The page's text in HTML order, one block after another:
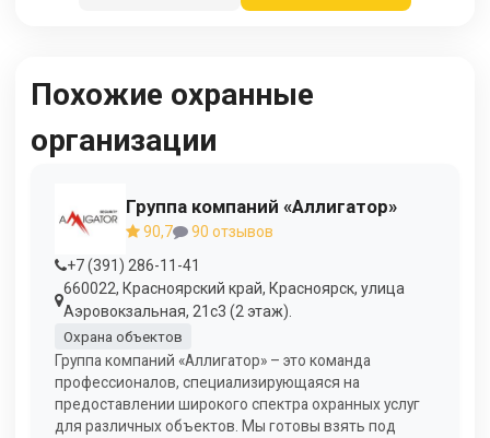
Похожие охранные
организации
Группа компаний «Аллигатор»
90,7
90 отзывов
+7 (391) 286-11-41
660022, Красноярский край, Красноярск, улица
Аэровокзальная, 21с3 (2 этаж).
Охрана объектов
Группа компаний «Аллигатор» – это команда
профессионалов, специализирующаяся на
предоставлении широкого спектра охранных услуг
для различных объектов. Мы готовы взять под